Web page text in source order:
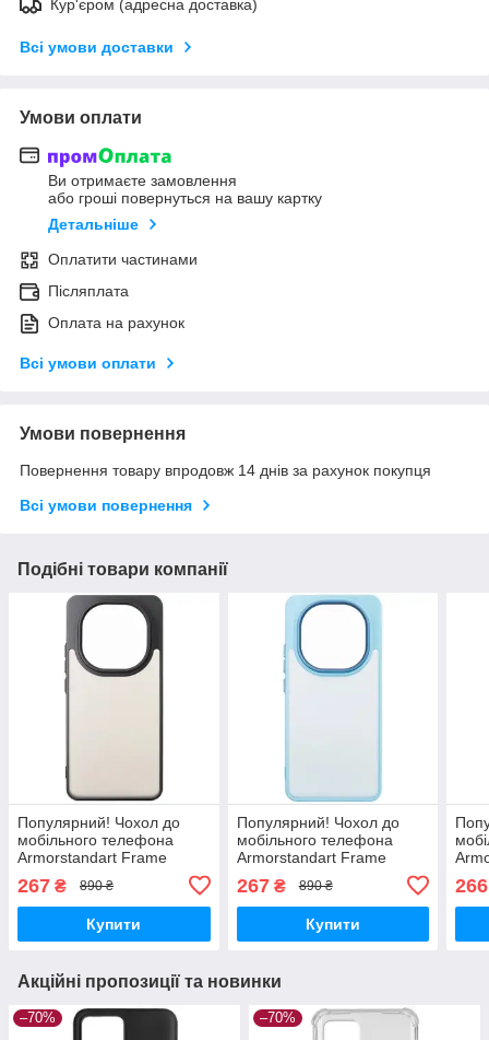
Кур'єром (адресна доставка)
Всі умови доставки
Умови оплати
Ви отримаєте замовлення
або гроші повернуться на вашу картку
Детальніше
Оплатити частинами
Післяплата
Оплата на рахунок
Всі умови оплати
Умови повернення
Повернення товару впродовж 14 днів за рахунок покупця
Всі умови повернення
Подібні товари компанії
Популярний! Чохол до
мобільного телефона
Armorstandart Frame
Xiaomi Redmi Note 15 5G /
Poco M8 5G Black
(ARM90011) - Краща
267 ₴ 890 ₴
Купити
Популярний! Чохол до
мобільного телефона
Armorstandart Frame
Xiaomi Redmi Note 15 5G /
Poco M8 5G Light Blue
(ARM90012) - Краща
267₴ 890 ₴
Купити
Plus
266
Акційні пропозиції та новинки
–70% –70%